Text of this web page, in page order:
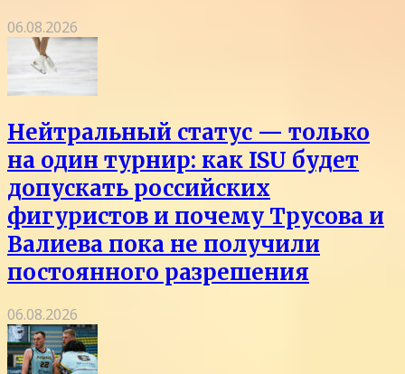
06.08.2026
Нейтральный статус — только
на один турнир: как ISU будет
допускать российских
фигуристов и почему Трусова и
Валиева пока не получили
постоянного разрешения
06.08.2026